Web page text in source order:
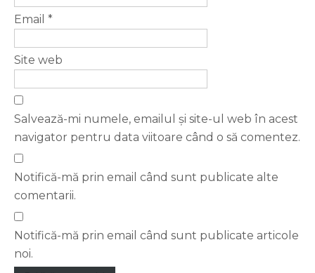
Email *
Site web
Salvează-mi numele, emailul și site-ul web în acest
navigator pentru data viitoare când o să comentez.
Notifică-mă prin email când sunt publicate alte
comentarii.
Notifică-mă prin email când sunt publicate articole
noi.